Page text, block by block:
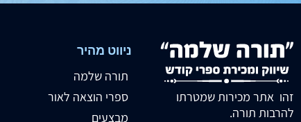
זהו אתר מכירות שמטרתו
להרבות תורה.
ניווט מהיר
תורה שלמה
ספרי הוצאה לאור
מבצעים